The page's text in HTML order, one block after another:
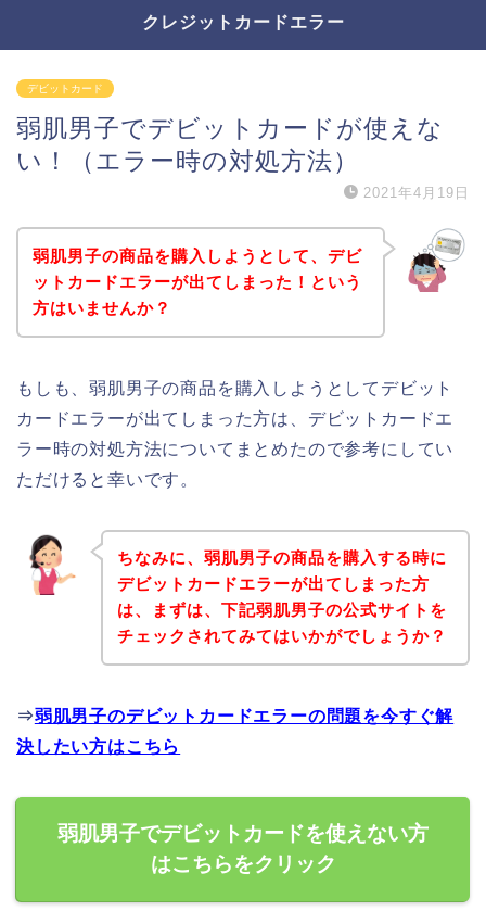
クレジットカードエラー
デビットカード
弱肌男子でデビットカードが使えな
い！（エラー時の対処方法）
2021年4月19日
弱肌男子の商品を購入しようとして、デビ
ットカードエラーが出てしまった！という
方はいませんか？
もしも、弱肌男子の商品を購入しようとしてデビット
カードエラーが出てしまった方は、デビットカードエ
ラー時の対処方法についてまとめたので参考にしてい
ただけると幸いです。
ちなみに、弱肌男子の商品を購入する時に
デビットカードエラーが出てしまった方
は、まずは、下記弱肌男子の公式サイトを
チェックされてみてはいかがでしょうか？
⇒弱肌男子のデビットカードエラーの問題を今すぐ解
決したい方はこちら
弱肌男子でデビットカードを使えない方
はこちらをクリック